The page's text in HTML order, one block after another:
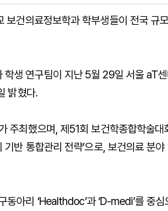
보건의료정보학과 학부생들이 전국 규
학생 연구팀이 지난 5월 29일 서울 aT
밝혔다.
주최했으며, 제51회 보건학종합학술대
반 통합관리 전략’으로, 보건의료 분
아리 ‘Healthdoc’과 ‘D-medi’를 중